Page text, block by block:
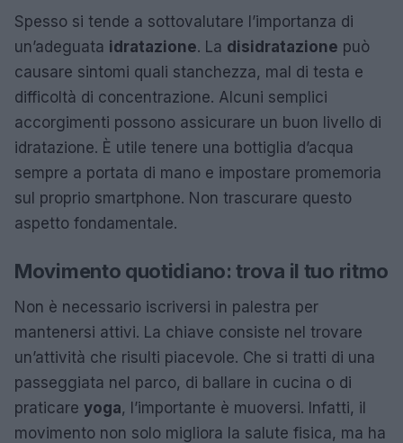
Spesso si tende a sottovalutare l’importanza di
un’adeguata idratazione. La disidratazione può
causare sintomi quali stanchezza, mal di testa e
difficoltà di concentrazione. Alcuni semplici
accorgimenti possono assicurare un buon livello di
idratazione. È utile tenere una bottiglia d’acqua
sempre a portata di mano e impostare promemoria
sul proprio smartphone. Non trascurare questo
aspetto fondamentale.
Movimento quotidiano: trova il tuo ritmo
Non è necessario iscriversi in palestra per
mantenersi attivi. La chiave consiste nel trovare
un’attività che risulti piacevole. Che si tratti di una
passeggiata nel parco, di ballare in cucina o di
praticare yoga, l’importante è muoversi. Infatti, il
movimento non solo migliora la salute fisica, ma ha